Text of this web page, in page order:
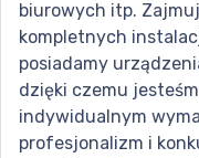
biurowych itp.
kompletnych
posiadamy
dzięki czemu
indywidualnym
profesjonalizm i